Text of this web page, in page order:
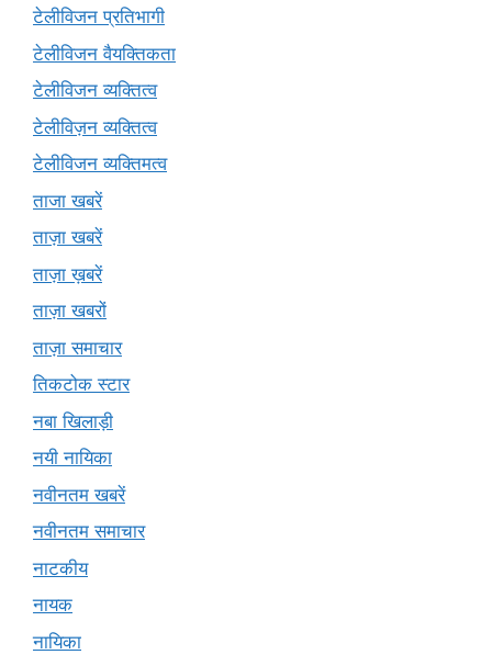
टेलीविजन प्रतिभागी
टेलीविजन वैयक्तिकता
टेलीविजन व्यक्तित्व
टेलीविज़न व्यक्तित्व
टेलीविजन व्यक्तिमत्व
ताजा खबरें
ताज़ा खबरें
ताज़ा ख़बरें
ताज़ा खबरों
ताज़ा समाचार
तिकटोक स्टार
नबा खिलाड़ी
नयी नायिका
नवीनतम खबरें
नवीनतम समाचार
नाटकीय
नायक
नायिका